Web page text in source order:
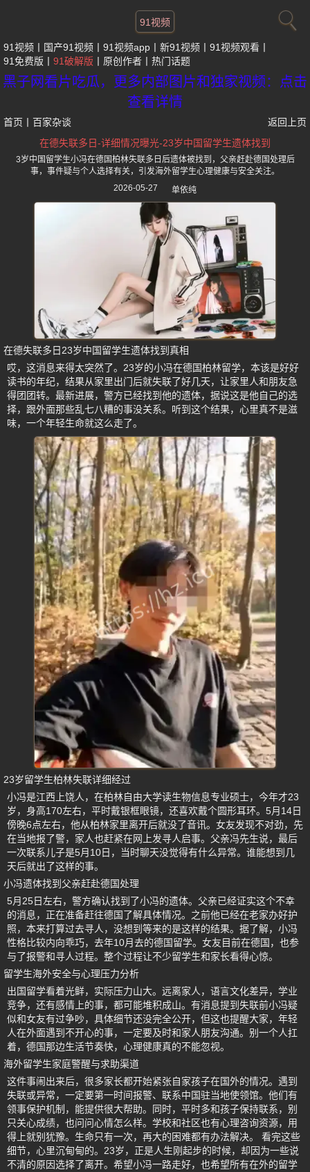
91视频
91视频 国产91视频 91视频app 新91视频
91视频观看
91免费版
91破解版 原创作者 热门话题
黑子网看片吃瓜，更多内部图片和独家视频：点击
查看详情
首页 百家杂谈
返回上页
在德失联多日-详细情况曝光-23岁中国留学生遗体找到
3岁中国留学生小冯在德国柏林失联多日后遗体被找到，父亲赶赴德国处理后
事，事件疑与个人选择有关，引发海外留学生心理健康与安全关注。
2026-05-27
单依纯
在德失联多日23岁中国留学生遗体找到真相
哎，这消息来得太突然了。23岁的小冯在德国柏林留学，本该是好好
读书的年纪，结果从家里出门后就失联了好几天，让家里人和朋友急
得团团转。最新进展，警方已经找到他的遗体，据说这是他自己的选
择，跟外面那些乱七八糟的事没关系。听到这个结果，心里真不是滋
味，一个年轻生命就这么走了。
23岁留学生柏林失联详细经过
小冯是江西上饶人，在柏林自由大学读生物信息专业硕士，今年才23
岁，身高170左右，平时戴银框眼镜，还喜欢戴个圆形耳环。5月14日
傍晚6点左右，他从柏林家里离开后就没了音讯。女友发现不对劲，先
在当地报了警，家人也赶紧在网上发寻人启事。父亲冯先生说，最后
一次联系儿子是5月10日，当时聊天没觉得有什么异常。谁能想到几
天后就出了这样的事。
小冯遗体找到父亲赶赴德国处理
5月25日左右，警方确认找到了小冯的遗体。父亲已经证实这个不幸
的消息，正在准备赶往德国了解具体情况。之前他已经在老家办好护
照，本来打算过去寻人，没想到等来的是这样的结果。据了解，小冯
性格比较内向乖巧，去年10月去的德国留学。女友目前在德国，也参
与了报警和寻人过程。整个过程让不少留学生和家长看得心惊。
留学生海外安全与心理压力分析
出国留学看着光鲜，实际压力山大。远离家人，语言文化差异，学业
竞争，还有感情上的事，都可能堆积成山。有消息提到失联前小冯疑
似和女友有过争吵，具体细节还没完全公开，但这也提醒大家，年轻
人在外面遇到不开心的事，一定要及时和家人朋友沟通。别一个人扛
着，德国那边生活节奏快，心理健康真的不能忽视。
海外留学生家庭警醒与求助渠道
这件事闹出来后，很多家长都开始紧张自家孩子在国外的情况。遇到
失联或异常，一定要第一时间报警、联系中国驻当地使领馆。他们有
领事保护机制，能提供很大帮助。同时，平时多和孩子保持联系，别
只关心成绩，也问问心情怎么样。学校和社区也有心理咨询资源，用
得上就别犹豫。生命只有一次，再大的困难都有办法解决。 看完这些
细节，心里沉甸甸的。23岁，正是人生刚起步的时候，却因为一些说
不清的原因选择了离开。希望小冯一路走好，也希望所有在外的留学